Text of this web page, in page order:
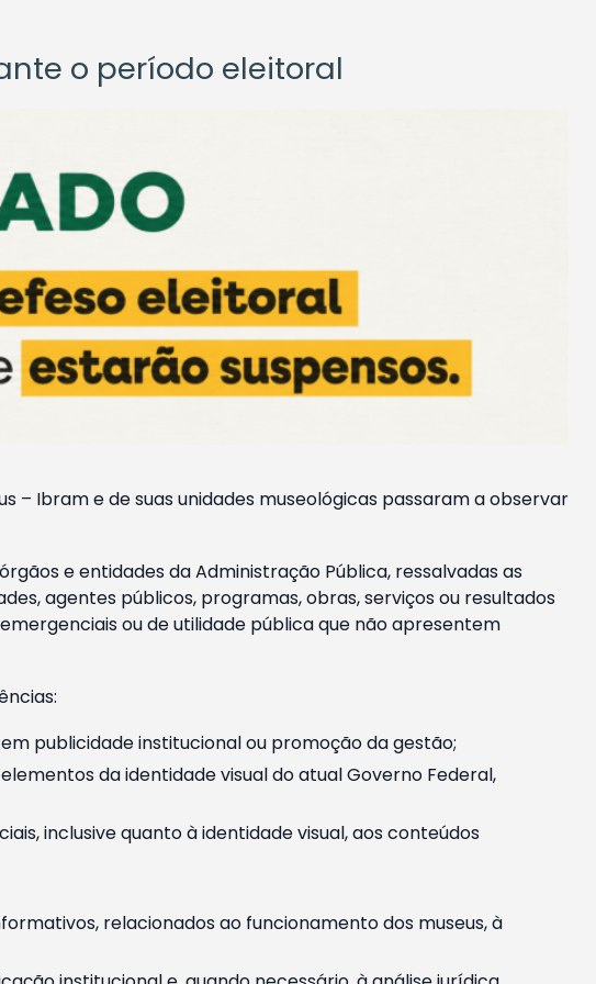
o período eleitoral
– Ibram e de suas unidades museológicas passaram a observar
e entidades da Administração Pública, ressalvadas as
agentes públicos, programas, obras, serviços ou resultados
ou de utilidade pública que não apresentem
publicidade institucional ou promoção da gestão;
da identidade visual do atual Governo Federal,
inclusive quanto à identidade visual, aos conteúdos
relacionados ao funcionamento dos museus, à